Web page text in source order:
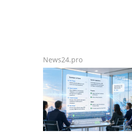
News24.pro